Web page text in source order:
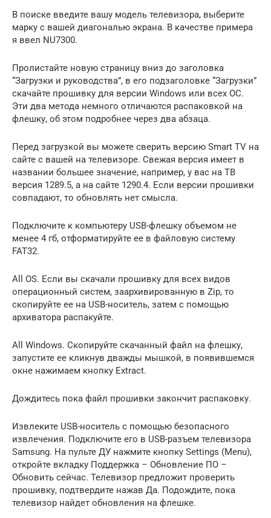
В поиске введите вашу модель телевизора, выберите
марку с вашей диагональю экрана. В качестве примера
я ввел NU7300.
Пролистайте новую страницу вниз до заголовка
“Загрузки и руководства”, в его подзаголовке “Загрузки”
скачайте прошивку для версии Windows или всех ОС.
Эти два метода немного отличаются распаковкой на
флешку, об этом подробнее через два абзаца.
Перед загрузкой вы можете сверить версию Smart TV на
сайте с вашей на телевизоре. Свежая версия имеет в
названии большее значение, например, у вас на ТВ
версия 1289.5, а на сайте 1290.4. Если версии прошивки
совпадают, то обновлять нет смысла.
Подключите к компьютеру USB-флешку объемом не
менее 4 гб, отформатируйте ее в файловую систему
FAT32.
All OS. Если вы скачали прошивку для всех видов
операционный систем, заархивированную в Zip, то
скопируйте ее на USB-носитель, затем с помощью
архиватора распакуйте.
All Windows. Скопируйте скачанный файл на флешку,
запустите ее кликнув дважды мышкой, в появившемся
окне нажимаем кнопку Extract.
Дождитесь пока файл прошивки закончит распаковку.
Извлеките USB-носитель с помощью безопасного
извлечения. Подключите его в USB-разъем телевизора
Samsung. На пульте ДУ нажмите кнопку Settings (Menu),
откройте вкладку Поддержка – Обновление ПО –
Обновить сейчас. Телевизор предложит проверить
прошивку, подтвердите нажав Да. Подождите, пока
телевизор найдет обновления на флешке.